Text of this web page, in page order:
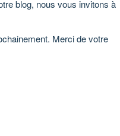
blog, nous vous invitons à
Merci de votre